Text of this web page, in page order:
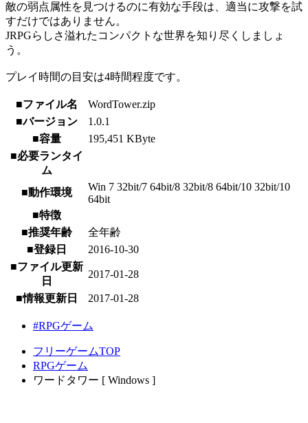
敵の弱点属性を見つけるのに有効な手段は、適当に攻撃を試
すだけではありません。
JRPGらしさ溢れたコンパクトな世界を知り尽くしましょ
う。
プレイ時間の目安は4時間程度です。
■ファイル名
WordTower.zip
■バージョン
1.0.1
■容量
195,451 KByte
■必要ランタイ
ム
■動作環境
Win 7 32bit/7 64bit/8 32bit/8 64bit/10 32bit/10
64bit
■特徴
■推奨年齢
全年齢
■登録日
2016-10-30
■ファイル更新
日
2017-01-28
■情報更新日 2017-01-28
#RPGゲーム
フリーゲームTOP
RPGゲーム
ワードタワー [ Windows ]